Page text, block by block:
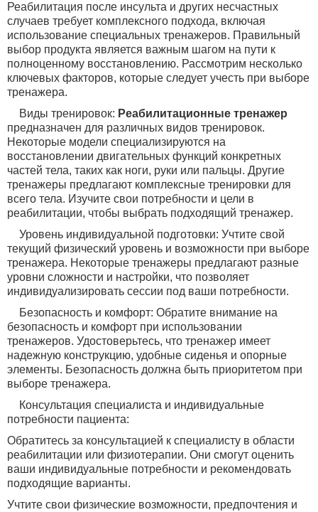
Реабилитация после инсульта и других несчастных
случаев требует комплексного подхода, включая
использование специальных тренажеров. Правильный
выбор продукта является важным шагом на пути к
полноценному восстановлению. Рассмотрим несколько
ключевых факторов, которые следует учесть при выборе
тренажера.
Виды тренировок: Реабилитационные тренажер
предназначен для различных видов тренировок.
Некоторые модели специализируются на
восстановлении двигательных функций конкретных
частей тела, таких как ноги, руки или пальцы. Другие
тренажеры предлагают комплексные тренировки для
всего тела. Изучите свои потребности и цели в
реабилитации, чтобы выбрать подходящий тренажер.
Уровень индивидуальной подготовки: Учтите свой
текущий физический уровень и возможности при выборе
тренажера. Некоторые тренажеры предлагают разные
уровни сложности и настройки, что позволяет
индивидуализировать сессии под ваши потребности.
Безопасность и комфорт: Обратите внимание на
безопасность и комфорт при использовании
тренажеров. Удостоверьтесь, что тренажер имеет
надежную конструкцию, удобные сиденья и опорные
элементы. Безопасность должна быть приоритетом при
выборе тренажера.
Консультация специалиста и индивидуальные
потребности пациента:
Обратитесь за консультацией к специалисту в области
реабилитации или физиотерапии. Они смогут оценить
ваши индивидуальные потребности и рекомендовать
подходящие варианты.
Учтите свои физические возможности, предпочтения и